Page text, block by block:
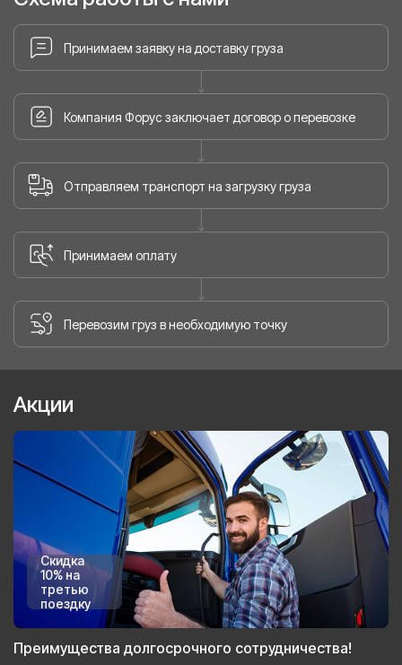
Принимаем заявку на доставку груза
Компания Форус заключает договор о перевозке
Отправляем транспорт на загрузку груза
Принимаем оплату
Перевозим груз в необходимую точку
Акции
Скидка
10% на
третью
поездку
Преимущества долгосрочного сотрудничества!